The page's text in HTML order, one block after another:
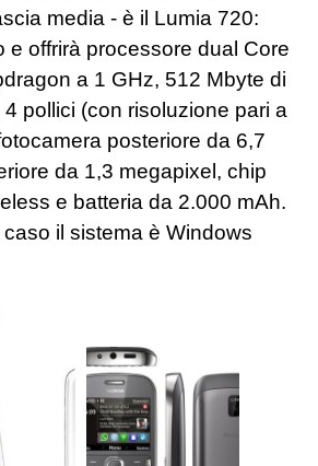
media - è il Lumia 720:
e offrirà processore dual Core
a 1 GHz, 512 Mbyte di
pollici (con risoluzione pari a
posteriore da 6,7
da 1,3 megapixel, chip
e batteria da 2.000 mAh.
il sistema è Windows